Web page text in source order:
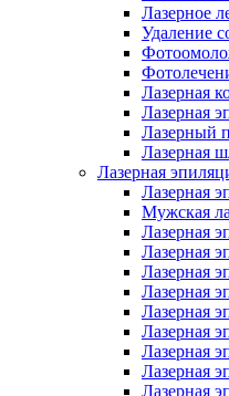
Лазерное
Удаление
Лазерная
Лазерная
Лазерный
Лазерная
Лазерная
Лазерная
Мужская
Лазерная
Лазерная
Лазерная
Лазерная
Лазерная
Лазерная
Лазерная
Лазерная
Лазерная